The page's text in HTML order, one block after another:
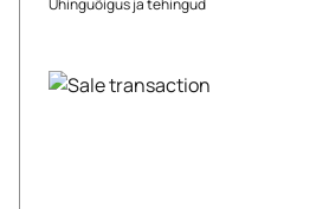
Ühinguõigus ja tehingud